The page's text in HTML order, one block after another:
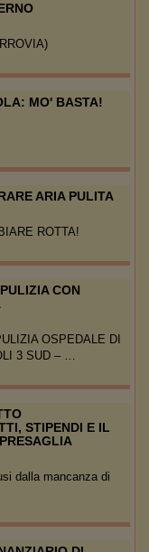
MO' BASTA!
ARIA PULITA
ROTTA!
CON
OSPEDALE DI
3 SUD – …
STIPENDI E IL
dalla mancanza di